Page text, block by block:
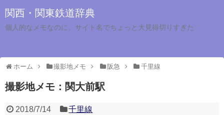
関西・関東鉄道辞典
個人的なメモなのに、サイト名でちょっと大見得切りすぎた
ホーム 撮影地メモ 阪急 千里線
撮影地メモ：関大前駅
2018/7/14 千里線